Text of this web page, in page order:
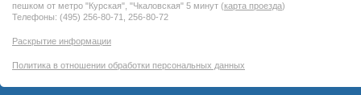
пешком от метро "Курская", "Чкаловская" 5 минут (карта проезда)
Телефоны: (495) 256-80-71, 256-80-72
Раскрытие информации
Политика в отношении обработки персональных данных